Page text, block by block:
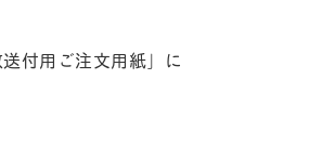
付用ご注文用紙」に